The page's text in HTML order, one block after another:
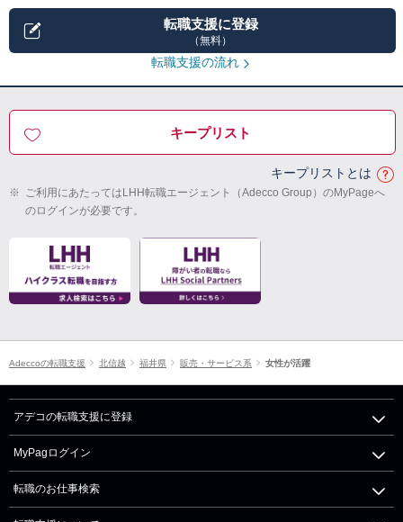
転職支援に登録
（無料）
転職支援の流れ
キープリスト
キープリストとは
※ ご利用にあたってはLHH転職エージェント（Adecco Group）のMyPageへ
のログインが必要です。
Adeccoの転職支援 北信越 福井県 販売・サービス系 女性が活躍
アデコの転職支援に登録
MyPagログイン
転職のお仕事検索